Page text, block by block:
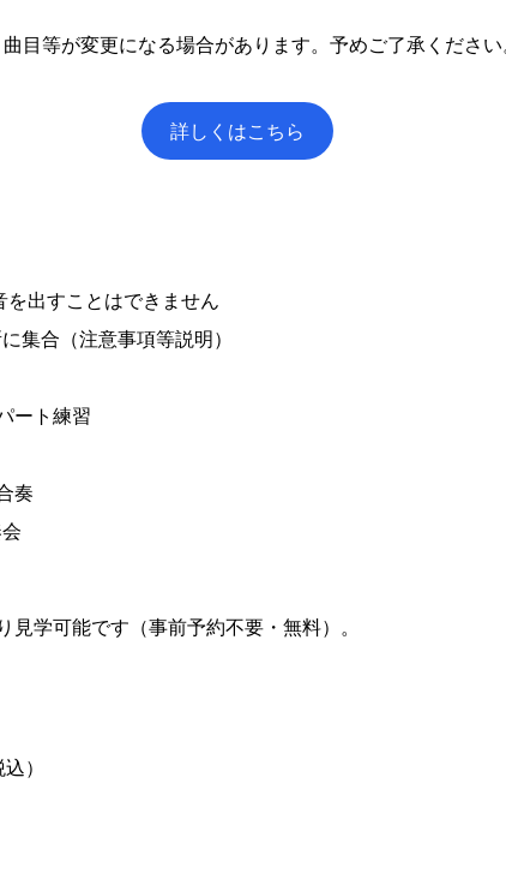
目等が変更になる場合があります。予めご了承くださ
詳しくはこちら
出すことはできません
合（注意事項等説明）
ート練習
奏
学可能です（事前予約不要・無料）。
）